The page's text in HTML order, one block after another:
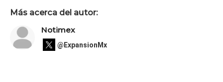
Más acerca del autor:
Notimex
@ExpansionMx